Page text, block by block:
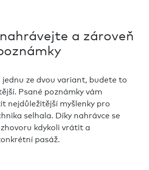
a zároveň
jednu ze dvou variant, budete to
Psané poznámky vám
nejdůležitější myšlenky pro
selhala. Díky nahrávce se
kdykoli vrátit a
pasáž.